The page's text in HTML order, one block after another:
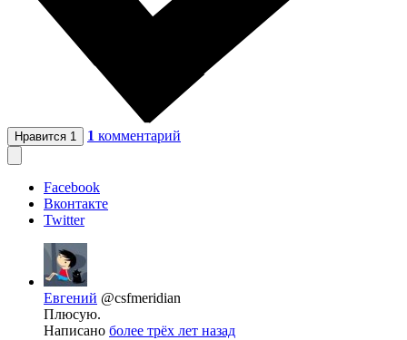
Нравится 1 1 комментарий
Facebook
Вконтакте
Twitter
Евгений @csfmeridian
Плюсую.
Написано более трёх лет назад